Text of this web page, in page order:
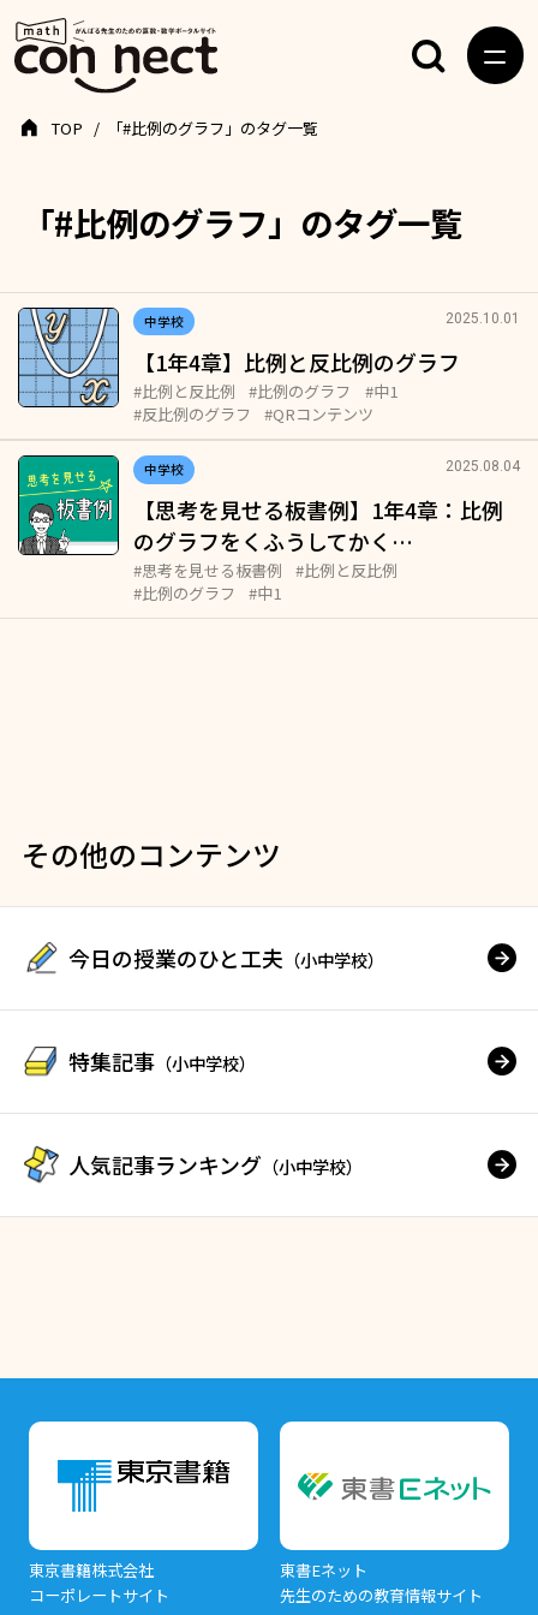
「#比例のグラフ」のタグ一覧
TOP 「#比例のグラフ」のタグ一覧
中学校 2025.10.01
【1年4章】比例と反比例のグラフ
#比例と反比例 #比例のグラフ
#中1
#反比例のグラフ
#QRコンテンツ
中学校 2025.08.04
【思考を見せる板書例】1年4章：比例
のグラフをくふうしてかく…
#思考を見せる板書例
#比例と反比例
#比例のグラフ
#中1
その他のコンテンツ
今日の授業のひと工夫 （小中学校）
特集記事 （小中学校）
人気記事ランキング （小中学校）
東京書籍株式会社
コーポレートサイト
東書Eネット
先生のための教育情報サイト